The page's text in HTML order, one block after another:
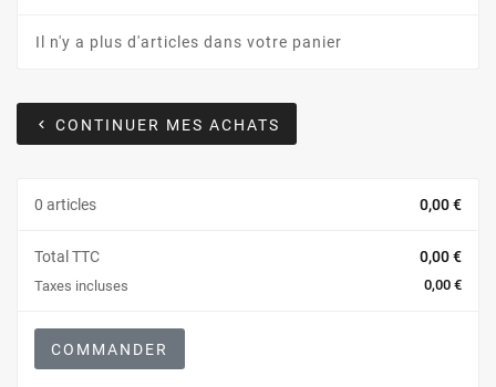
Il n'y a plus d'articles dans votre panier
chevron_left CONTINUER MES ACHATS
0 articles 0,00 €
Total TTC 0,00 €
Taxes incluses 0,00 €
COMMANDER